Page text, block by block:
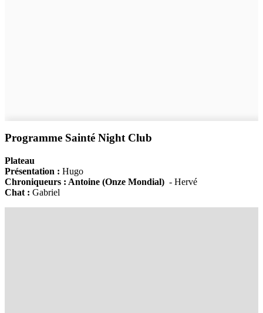
Programme Sainté Night Club
Plateau
Présentation : Hugo
Chroniqueurs : Antoine (Onze Mondial) - Hervé
Chat : Gabriel